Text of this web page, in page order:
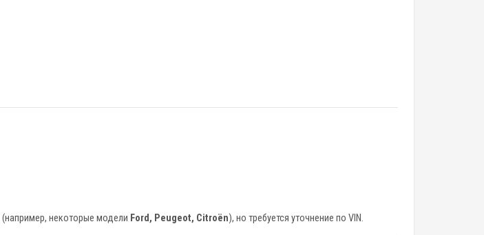
(например, некоторые модели Ford, Peugeot, Citroën), но требуется уточнение по VIN.